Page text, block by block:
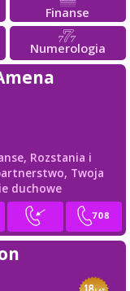
Finanse
Numerologia
Rozstania i
Twoja
duchowe